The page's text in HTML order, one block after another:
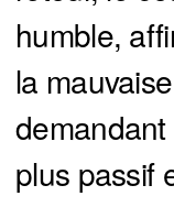
humble,
la
demandant
plus passif